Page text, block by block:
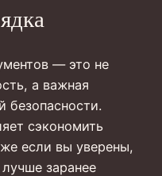
— это не
а важная
безопасности.
сэкономить
если вы уверены,
заранее